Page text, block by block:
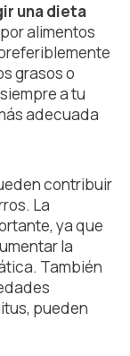
una dieta
alimentos
grasos o
a tu
adecuada
contribuir
La
ya que
la
También
pueden